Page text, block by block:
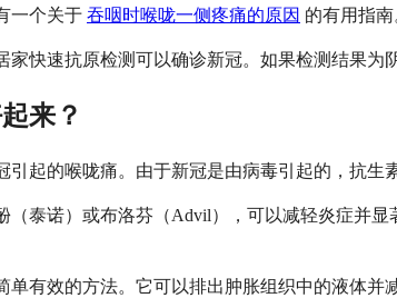
一个关于 吞咽时喉咙一侧疼痛的原因 的有用指南
家快速抗原检测可以确诊新冠。如果检测结果
来？
引起的喉咙痛。由于新冠是由病毒引起的，抗生
（泰诺）或布洛芬（Advil），可以减轻炎症并
单有效的方法。它可以排出肿胀组织中的液体并